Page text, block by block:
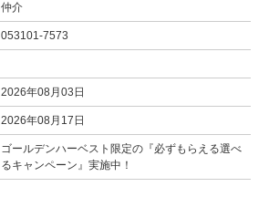
仲介
053101-7573
2026年08月03日
2026年08月17日
ゴールデンハーベスト限定の『必ずもらえる選べ
るキャンペーン』実施中！